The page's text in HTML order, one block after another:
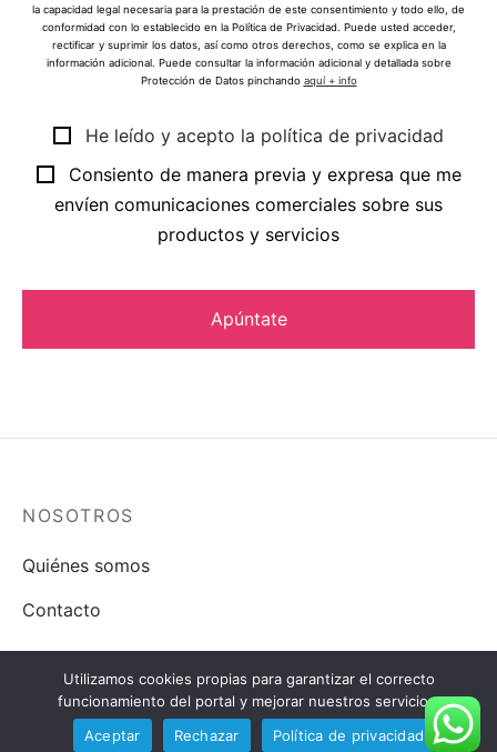
la capacidad legal necesaria para la prestación de este consentimiento y todo ello, de
conformidad con lo establecido en la Política de Privacidad. Puede usted acceder,
rectificar y suprimir los datos, así como otros derechos, como se explica en la
información adicional. Puede consultar la información adicional y detallada sobre
Protección de Datos pinchando aquí + info
He leído y acepto la política de privacidad
Consiento de manera previa y expresa que me
envíen comunicaciones comerciales sobre sus
productos y servicios
NOSOTROS
Quiénes somos
Contacto
Política de Cookies
Utilizamos cookies propias para garantizar el correcto
funcionamiento del portal y mejorar nuestros servicios.
Aceptar
Rechazar Política de privacidad